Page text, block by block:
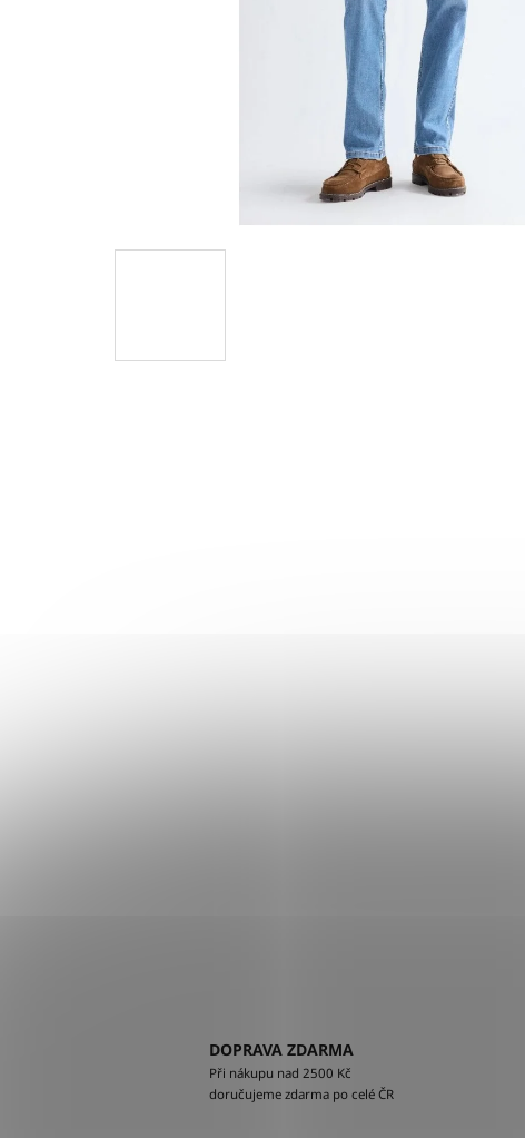
DOPRAVA ZDARMA
Při nákupu nad 2500 Kč
doručujeme zdarma po celé ČR